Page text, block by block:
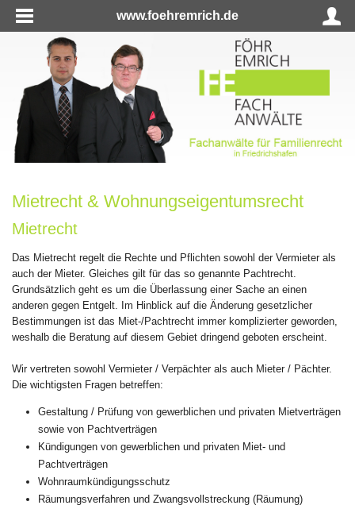
www.foehremrich.de
Mietrecht & Wohnungseigentumsrecht
Mietrecht
Das Mietrecht regelt die Rechte und Pflichten sowohl der Vermieter als
auch der Mieter. Gleiches gilt für das so genannte Pachtrecht.
Grundsätzlich geht es um die Überlassung einer Sache an einen
anderen gegen Entgelt. Im Hinblick auf die Änderung gesetzlicher
Bestimmungen ist das Miet-/Pachtrecht immer komplizierter geworden,
weshalb die Beratung auf diesem Gebiet dringend geboten erscheint.
Wir vertreten sowohl Vermieter / Verpächter als auch Mieter / Pächter.
Die wichtigsten Fragen betreffen:
Gestaltung / Prüfung von gewerblichen und privaten Mietverträgen
sowie von Pachtverträgen
Kündigungen von gewerblichen und privaten Miet- und
Pachtverträgen
Wohnraumkündigungsschutz
Räumungsverfahren und Zwangsvollstreckung (Räumung)